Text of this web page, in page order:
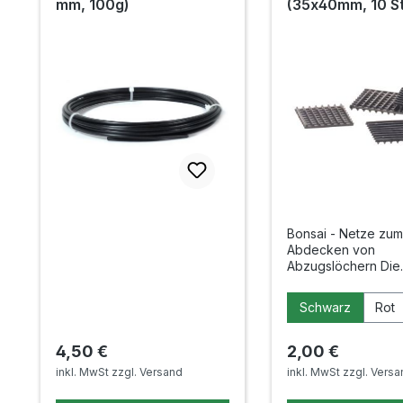
mm, 100g)
Regulärer Preis:
4,50 €
inkl. MwSt zzgl. Versand
(35x40mm, 10
Bonsai - Netze zum
Abdecken von
Abzugslöchern Die
über die Löcher in
Schalen gelegt,
Erdmischung in der
gehalten wird, aber
anderen Seite das
Farbe auswählen
Schwarz Rot
Regulärer Preis:
2,00 €
inkl. MwSt zzgl.